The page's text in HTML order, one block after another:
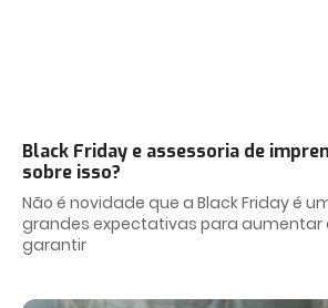
Black Friday e assessoria de
sobre isso?
Não é novidade que a Black Friday é
grandes expectativas para aumentar
garantir